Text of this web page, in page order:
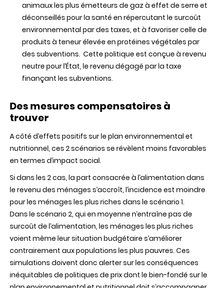
animauxles plus émetteurs de gaz à effet de serre et
déconseillés pour la santé en répercutant le surcoût
environnemental pardes taxes, et à favorisercelle de
produits à teneurélevée en protéines végétales par
des subventions. Cette politique est conçue à revenu
neutre pourl’État, le revenu dégagé par la taxe
finançant les subventions.
Desmesurescompensatoiresà
trouver
Acôté d’effets positifs surle plan environnemental et
nutritionnel, ces 2scénarios se révèlent moins favorables
en termes d’impact social.
Si dans les 2cas, la part consacrée à l’alimentation dans
le revenu des ménages s’accroît, l’incidence est moindre
pour les ménages les plus riches dans le scénario 1.
Dans le scénario 2, qui en moyenne n’entraîne pas de
surcoût de l’alimentation, les ménages les plus riches
voient même leursituation budgétaire s’améliorer
contrairement auxpopulations les plus pauvres. Ces
simulations doivent donc alertersurles conséquences
inéquitables de politiques de prixdont le bien-fondé surle